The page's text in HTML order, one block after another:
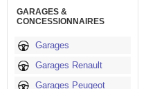
GARAGES &
CONCESSIONNAIRES
Garages
Garages Renault
Garages Peugeot